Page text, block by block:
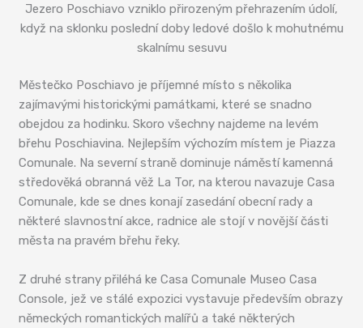
Jezero Poschiavo vzniklo přirozeným přehrazením údolí,
když na sklonku poslední doby ledové došlo k mohutnému
skalnímu sesuvu
Městečko Poschiavo je příjemné místo s několika
zajímavými historickými památkami, které se snadno
obejdou za hodinku. Skoro všechny najdeme na levém
břehu Poschiavina. Nejlepším výchozím místem je Piazza
Comunale. Na severní straně dominuje náměstí kamenná
středověká obranná věž La Tor, na kterou navazuje Casa
Comunale, kde se dnes konají zasedání obecní rady a
některé slavnostní akce, radnice ale stojí v novější části
města na pravém břehu řeky.
Z druhé strany přiléhá ke Casa Comunale Museo Casa
Console, jež ve stálé expozici vystavuje především obrazy
německých romantických malířů a také některých